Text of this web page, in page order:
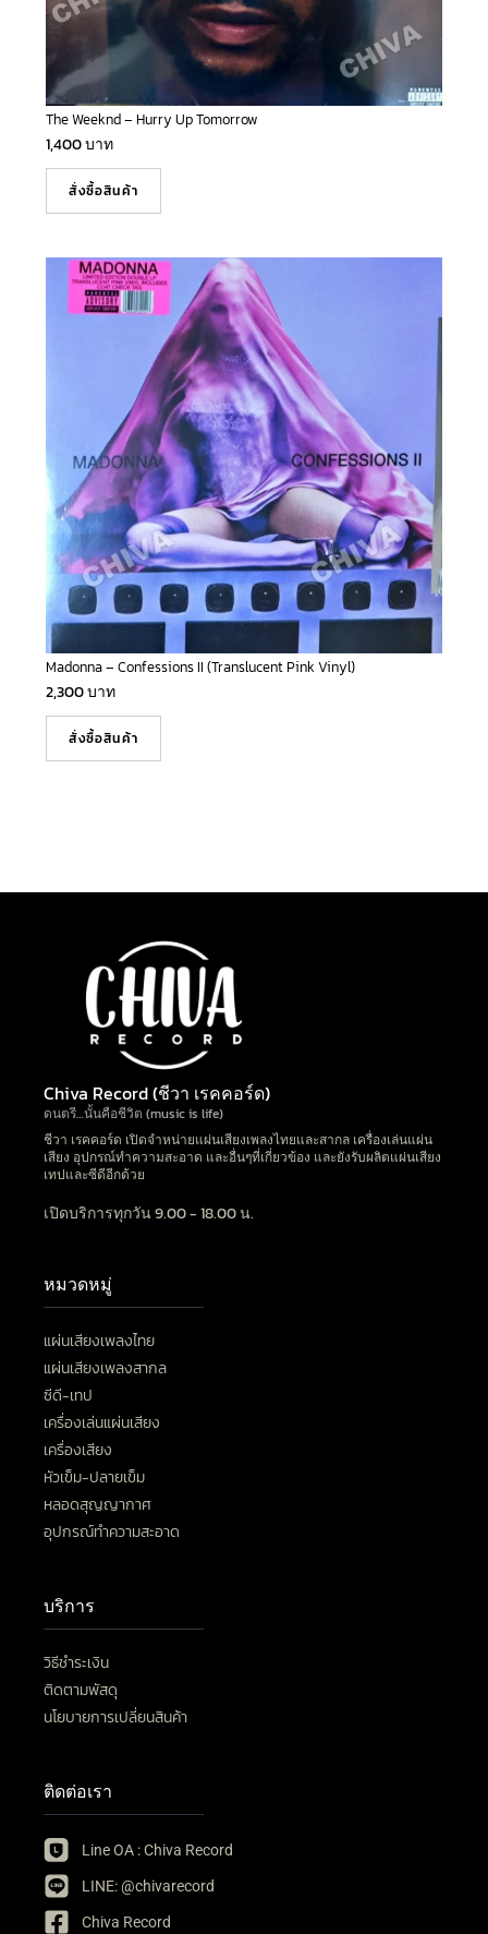
The Weeknd – Hurry Up Tomorrow
1,400บาท
สั่งซื้อสินค้า
Madonna – Confessions II (Translucent Pink Vinyl)
2,300บาท
สั่งซื้อสินค้า
Chiva Record (ชีวา เรคคอร์ด)
ดนตรี…นั้นคือชีวิต (music is life)
ชีวา เรคคอร์ด เปิดจำหน่ายแผ่นเสียงเพลงไทยและสากล เครื่องเล่นแผ่น
เสียง อุปกรณ์ทำความสะอาด และอื่นๆที่เกี่ยวข้อง และยังรับผลิตแผ่นเสียง
เทปและซีดีอีกด้วย
เปิดบริการทุกวัน 9.00 - 18.00 น.
หมวดหมู่
แผ่นเสียงเพลงไทย
แผ่นเสียงเพลงสากล
ซีดี-เทป
เครื่องเล่นแผ่นเสียง
เครื่องเสียง
หัวเข็ม-ปลายเข็ม
หลอดสุญญากาศ
อุปกรณ์ทำความสะอาด
บริการ
วิธีชำระเงิน
ติดตามพัสดุ
นโยบายการเปลี่ยนสินค้า
ติดต่อเรา
Line OA : Chiva Record
LINE: @chivarecord
Chiva Record